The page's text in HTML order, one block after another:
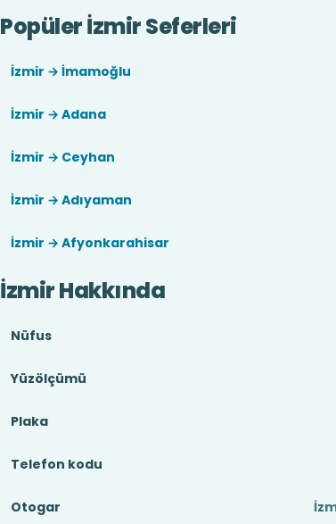
Popüler İzmir Seferleri
İzmir → İmamoğlu
İzmir → Adana
İzmir → Ceyhan
İzmir → Adıyaman
İzmir → Afyonkarahisar
İzmir Hakkında
Nüfus
Yüzölçümü
Plaka
Telefon kodu
Otogar